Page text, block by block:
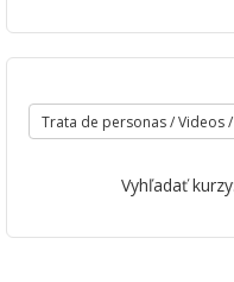
Vyhľadať kurzy: